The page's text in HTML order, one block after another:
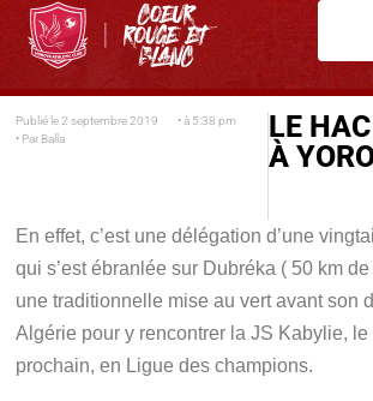
Publié le 2 septembre 2019 • à 5:38 pm
• Par Balla
LE
À
En effet, c’est une délégation d’une
qui s’est ébranlée sur Dubréka ( 50 km
une traditionnelle mise au vert avant son
Algérie pour y rencontrer la JS Kabylie, le
prochain, en Ligue des champions.